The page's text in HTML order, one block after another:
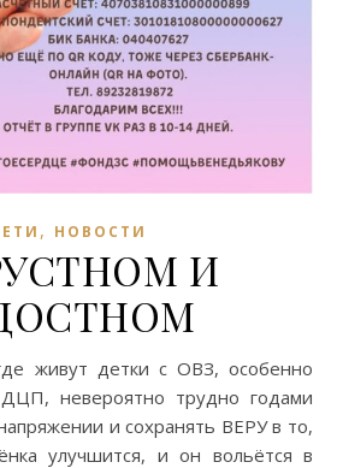
, НОВОСТИ
И
невероятно трудно годами
и сохранять ВЕРУ в то,
улучшится, и он вольётся в